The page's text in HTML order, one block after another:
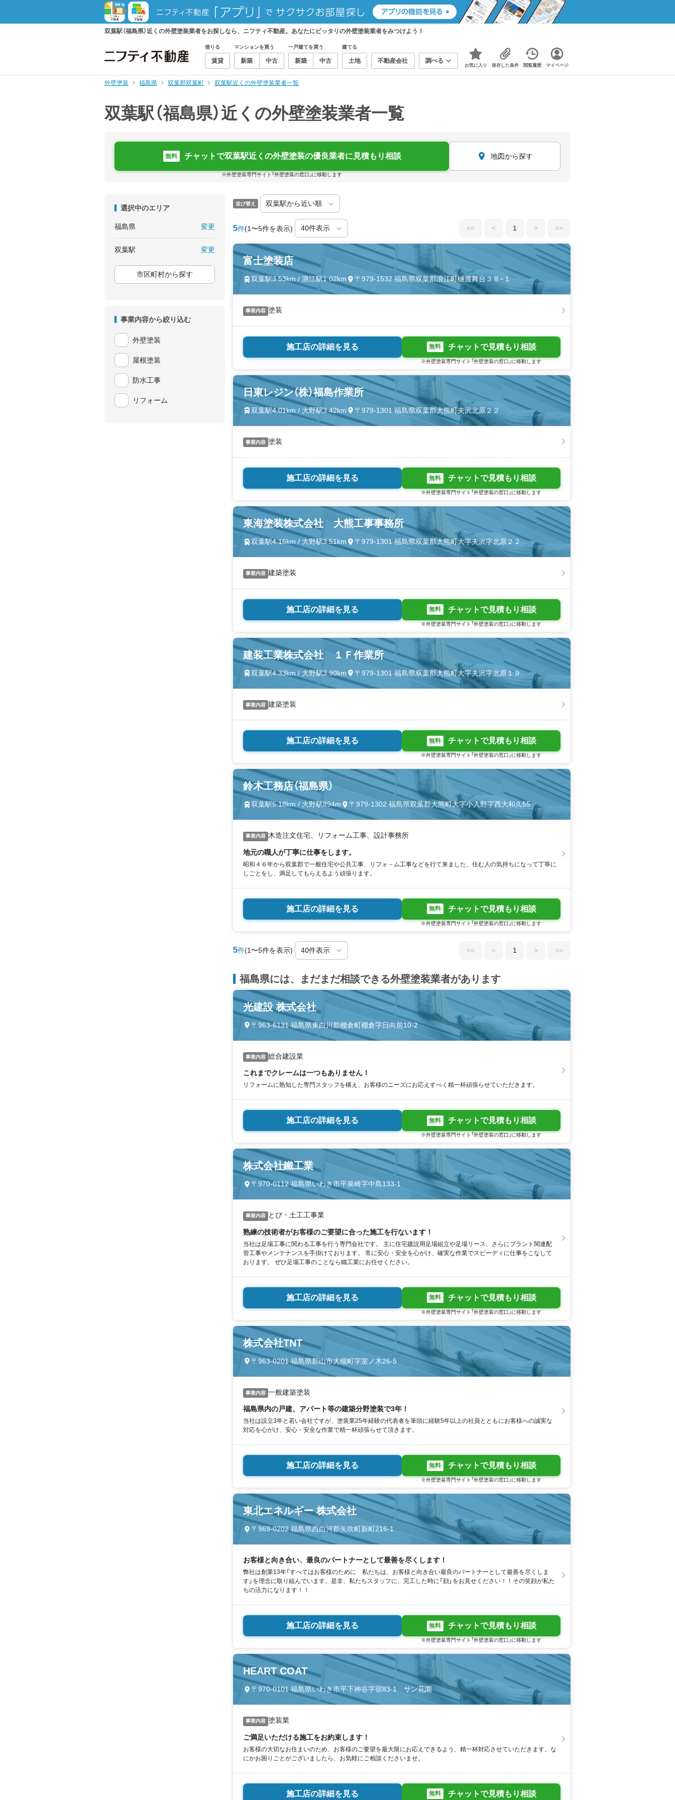
双葉駅（福島県）近くの外壁塗装業者をお探しなら、ニフティ不動産。あなたにピッタリの外壁塗装業者をみつけよう！
借りる
賃貸
マンションを買う
新築 中古
一戸建てを買う
新築 中古
建てる
土地 不動産会社 調べる
お気に入り 保存した条件 閲覧履歴 マイページ
外壁塗装 福島県 双葉郡双葉町 双葉駅近くの外壁塗装業者一覧
双葉駅（福島県）近くの外壁塗装業者一覧
無料 チャットで双葉駅近くの外壁塗装の優良業者に見積もり相談 地図から探す
※外壁塗装専門サイト「外壁塗装の窓口」に移動します
選択中のエリア
福島県 変更
双葉駅 変更
市区町村から探す
事業内容から絞り込む
外壁塗装
屋根塗装
防水工事
リフォーム
並び替え
5件(1〜5件を表示) << < 1 > >>
富士塗装店
双葉駅3.53km / 浪江駅1.02km 〒979-1532 福島県双葉郡浪江町樋渡舞台３８−１
事業内容 塗装
施工店の詳細を見る 無料 チャットで見積もり相談
※外壁塗装専門サイト「外壁塗装の窓口」に移動します
日東レジン（株）福島作業所
双葉駅4.01km / 大野駅3.42km 〒979-1301 福島県双葉郡大熊町夫沢北原２２
事業内容 塗装
施工店の詳細を見る 無料 チャットで見積もり相談
※外壁塗装専門サイト「外壁塗装の窓口」に移動します
東海塗装株式会社 大熊工事事務所
双葉駅4.16km / 大野駅3.51km 〒979-1301 福島県双葉郡大熊町大字夫沢字北原２２
事業内容 建築塗装
施工店の詳細を見る 無料 チャットで見積もり相談
※外壁塗装専門サイト「外壁塗装の窓口」に移動します
建装工業株式会社 １Ｆ作業所
双葉駅4.33km / 大野駅3.90km 〒979-1301 福島県双葉郡大熊町大字夫沢字北原１９
事業内容 建築塗装
施工店の詳細を見る 無料 チャットで見積もり相談
※外壁塗装専門サイト「外壁塗装の窓口」に移動します
鈴木工務店（福島県）
双葉駅5.18km / 大野駅894m 〒979-1302 福島県双葉郡大熊町大字小入野字西大和久55
事業内容 木造注文住宅、リフォーム工事、設計事務所
地元の職人が丁寧に仕事をします。
昭和４６年から双葉郡で一般住宅や公共工事、リフォ－ム工事などを行て来ました、住む人の気持ちになって丁寧に
しごとをし、満足してもらえるよう頑張ります。
施工店の詳細を見る 無料 チャットで見積もり相談
※外壁塗装専門サイト「外壁塗装の窓口」に移動します
5件(1〜5件を表示) << < 1 > >>
福島県には、まだまだ相談できる外壁塗装業者があります
光建設 株式会社
〒963-6131 福島県東白川郡棚倉町棚倉字日向前10-2
事業内容 総合建設業
これまでクレームは一つもありません！
リフォームに熟知した専門スタッフを構え、お客様のニーズにお応えすべく精一杯頑張らせていただきます。
施工店の詳細を見る 無料 チャットで見積もり相談
※外壁塗装専門サイト「外壁塗装の窓口」に移動します
株式会社鐵工業
〒970-0112 福島県いわき市平泉崎字中島133-1
事業内容 とび・土工工事業
熟練の技術者がお客様のご要望に合った施工を行ないます！
当社は足場工事に関わる工事を行う専門会社です。 主に住宅建設用足場組立や足場リース、さらにプラント関連配
管工事やメンテナンスを手掛けております。 常に安心・安全を心がけ、確実な作業でスピーディに仕事をこなして
おります。 ぜひ足場工事のことなら鐵工業にお任せください。
施工店の詳細を見る 無料 チャットで見積もり相談
※外壁塗装専門サイト「外壁塗装の窓口」に移動します
株式会社TNT
〒963-0201 福島県郡山市大槻町字室ノ木26-5
事業内容 一般建築塗装
福島県内の戸建、アパート等の建築分野塗装で3年！
当社は設立3年と若い会社ですが、塗装業25年経験の代表者を筆頭に経験5年以上の社員とともにお客様への誠実な
対応を心がけ、安心・安全な作業で精一杯頑張らせて頂きます。
施工店の詳細を見る 無料 チャットで見積もり相談
※外壁塗装専門サイト「外壁塗装の窓口」に移動します
東北エネルギー 株式会社
〒969-0202 福島県西白河郡矢吹町新町216-1
お客様と向き合い、最良のパートナーとして最善を尽くします！
弊社は創業13年「すべてはお客様のために 私たちは、お客様と向き合い最良のパートナーとして最善を尽くしま
す」を理念に取り組んでいます。是非、私たちスタッフに、完工した時に「顔」をお見せください！！その笑顔が私た
ちの活力になります！！
施工店の詳細を見る 無料 チャットで見積もり相談
※外壁塗装専門サイト「外壁塗装の窓口」に移動します
HEART COAT
〒970-0101 福島県いわき市平下神谷字宿83-1 サン花園
事業内容 塗装業
ご満足いただける施工をお約束します！
お客様の大切なお住まいのため、お客様のご要望を最大限にお応えできるよう、精一杯対応させていただきます。な
にかお困りごとがございましたら、お気軽にご相談くださいませ。
施工店の詳細を見る 無料 チャットで見積もり相談